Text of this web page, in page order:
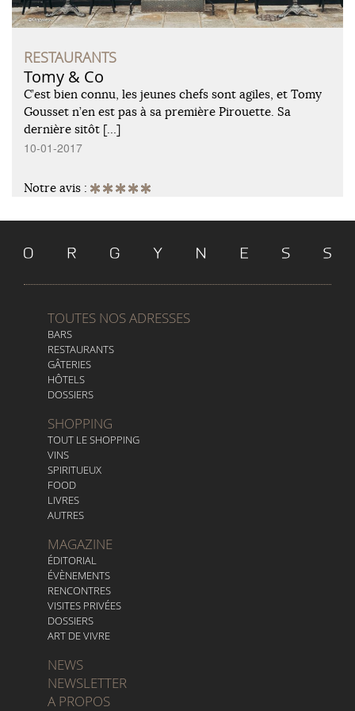
RESTAURANTS
Tomy & Co
C’est bien connu, les jeunes chefs sont agiles, et Tomy
Gousset n’en est pas à sa première Pirouette. Sa
dernière sitôt […]
10-01-2017
Notre avis :
TOUTES NOS ADRESSES
BARS
RESTAURANTS
GÂTERIES
HÔTELS
DOSSIERS
SHOPPING
TOUT LE SHOPPING
VINS
SPIRITUEUX
FOOD
LIVRES
AUTRES
MAGAZINE
ÉDITORIAL
ÉVÈNEMENTS
RENCONTRES
VISITES PRIVÉES
DOSSIERS
ART DE VIVRE
NEWS
NEWSLETTER
A PROPOS